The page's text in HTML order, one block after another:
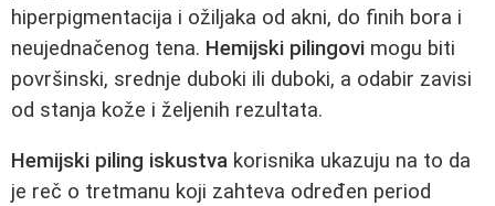
hiperpigmentacija i ožiljaka od akni, do finih bora i
neujednačenog tena. Hemijski pilingovi mogu biti
površinski, srednje duboki ili duboki, a odabir zavisi
od stanja kože i željenih rezultata.
Hemijski piling iskustva korisnika ukazuju na to da
je reč o tretmanu koji zahteva određen period